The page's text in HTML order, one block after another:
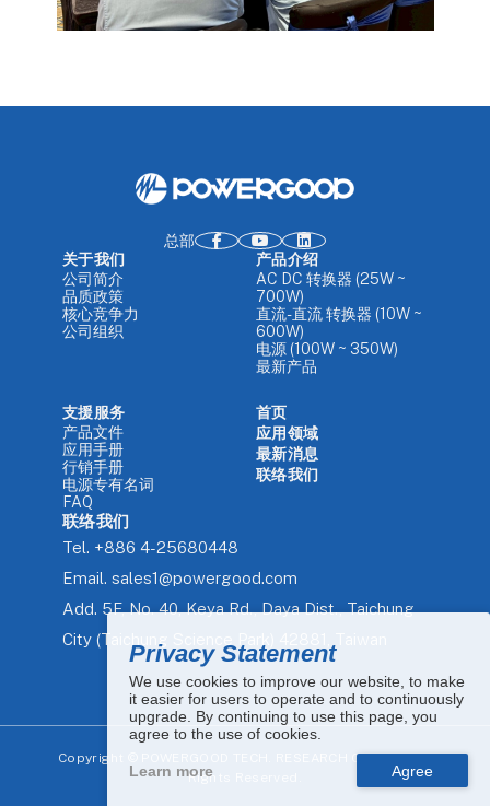
Privacy Statement
We use cookies to improve our website, to make
it easier for users to operate and to continuously
upgrade. By continuing to use this page, you
agree to the use of cookies.
Learn more
总部
关于我们
公司简介
品质政策
核心竞争力
公司组织
产品介绍
AC DC 转换器 (25W ~
700W)
直流-直流 转换器 (10W ~
600W)
电源 (100W ~ 350W)
最新产品
支援服务
产品文件
应用手册
行销手册
电源专有名词
FAQ
首页
应用领域
最新消息
联络我们
联络我们
Tel. +886 4-25680448
Email. sales1@powergood.com
Add. 5F, No. 40, Keya Rd., Daya Dist., Taichung
City (Taichung Science Park) 42881, Taiwan
Copyright ©
POWERGOOD TECH. RESEARCH CO., LTD. All
Rights Reserved.